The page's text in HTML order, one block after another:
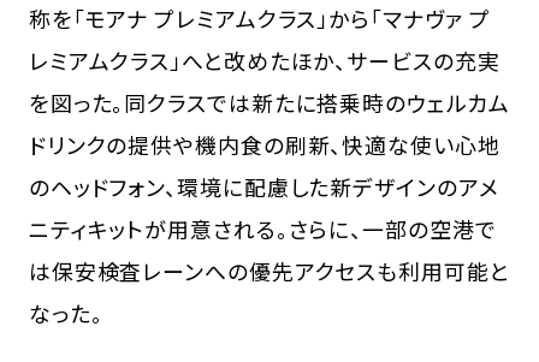
称を「モアナ プレミアムクラス」から「マナヴァ プ
レミアムクラス」へと改めたほか、サービスの充実
を図った。同クラスでは新たに搭乗時のウェルカム
ドリンクの提供や機内食の刷新、快適な使い心地
のヘッドフォン、環境に配慮した新デザインのアメ
ニティキットが用意される。さらに、一部の空港で
は保安検査レーンへの優先アクセスも利用可能と
なった。